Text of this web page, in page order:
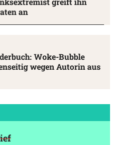
an
Woke-Bubble
wegen Autorin aus